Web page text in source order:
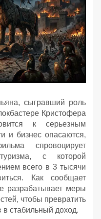
сыгравший роль
Кристофера
к серьезным
и бизнес опасаются,
спровоцирует
с которой
всего в 3 тысячи
Как сообщает
разрабатывает меры
чтобы превратить
стабильный доход.